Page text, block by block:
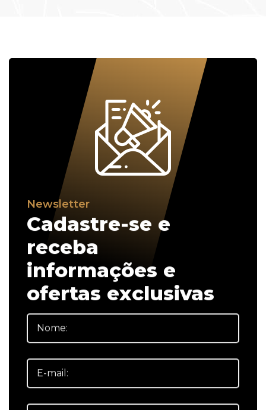
Newsletter
Cadastre-se e
receba
informações e
ofertas exclusivas